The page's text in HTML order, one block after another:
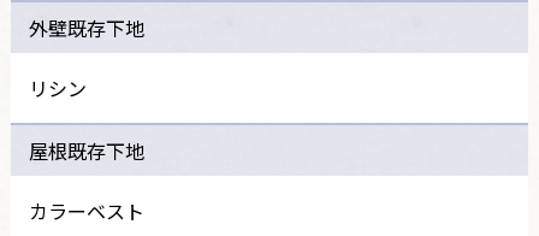
外壁既存下地
リシン
屋根既存下地
カラーベスト